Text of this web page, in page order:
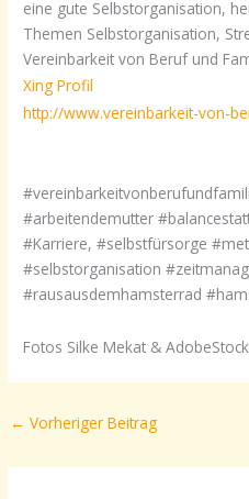
eine gute Selbstorganisation,
Themen Selbstorganisation,
Vereinbarkeit von Beruf und
Xing Profil
http://www.vereinbarkeit-von-
#arbeitendemutter
#Karriere, #selbstfürsorge
#selbstorganisation
#rausausdemhamsterrad
Fotos Silke Mekat &
← Vorheriger Beitrag